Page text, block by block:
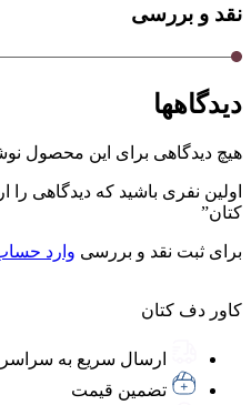
نقد و بررسی
دیدگاهها
هیچ دیدگاهی برای این محصول
اولین نفری باشید که دیدگاهی
کتان”
برای ثبت نقد و بررسی وارد
کاور دف کتان
ارسال سریع به سراسر
تضمین قیمت